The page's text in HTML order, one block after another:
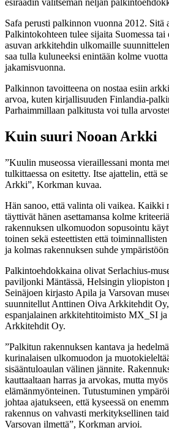
Safa perusti palkinnon vuonna 2012. Sitä
Palkintokohteen tulee sijaita Suomessa tai
asuvan arkkitehdin ulkomaille
saa tulla kuluneeksi enintään kolme
jakamisvuonna.
Palkinnon tavoitteena on nostaa esiin
arvoa, kuten kirjallisuuden Finlandia-
Parhaimmillaan palkitusta voi tulla
Kuin suuri Nooan Arkki
”Kuulin museossa vieraillessani monta
tulkittaessa on esitetty. Itse ajattelin, että
Arkki”, Korkman kuvaa.
Hän sanoo, että valinta oli vaikea. Kaikki
täyttivät hänen asettamansa kolme
rakennuksen ulkomuodon sopusointu
toinen sekä esteettisten että
ja kolmas rakennuksen suhde
Palkintoehdokkaina olivat Serlachius-
paviljonki Mäntässä, Helsingin yliopiston
Seinäjoen kirjasto Apila ja Varsovan
suunnitellut Anttinen Oiva Arkkitehdit
espanjalainen arkkitehtitoimisto MX_SI
Arkkitehdit Oy.
”Palkitun rakennuksen kantava ja
kurinalaisen ulkomuodon ja
sisääntuloaulan välinen jännite.
kauttaaltaan harras ja arvokas, mutta
elämänmyönteinen. Tutustuminen
johtaa ajatukseen, että kyseessä on
rakennus on vahvasti merkityksellinen
Varsovan ilmettä”, Korkman arvioi.